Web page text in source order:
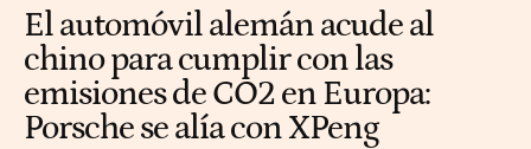
El automóvil alemán acude al
chino para cumplir con las
emisiones de CO2 en Europa:
Porsche se alía con XPeng